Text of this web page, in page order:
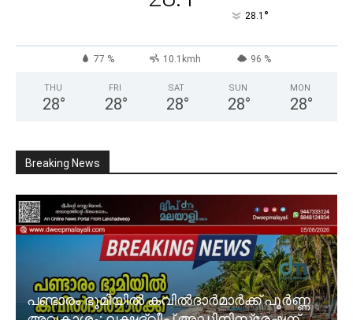
28.1 °
77 % 10.1kmh 96 %
THU
28°
FRI
28°
SAT
28°
SUN
28°
MON
28°
Breaking News
പണ്ടാരം ഭൂമിയിൽ കവിൽദാർമാർക്ക് പൂർണ്ണ